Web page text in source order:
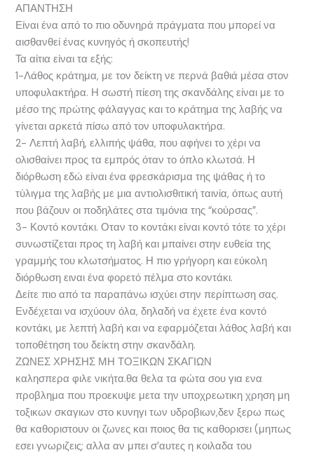
ΑΠΑΝΤΗΣΗ
Είναι ένα από το πιο οδυνηρά πράγματα που μπορεί να
αισθανθεί ένας κυνηγός ή σκοπευτής!
Τα αίτια είναι τα εξής:
1-Λάθος κράτημα, με τον δείκτη νε περνά βαθιά μέσα στον
υποφυλακτήρα. Η σωστή πίεση της σκανδάλης είναι με το
μέσο της πρώτης φάλαγγας και το κράτημα της λαβής να
γίνεται αρκετά πίσω από τον υποφυλακτήρα.
2- Λεπτή λαβή, ελλιπής ψάθα, που αφήνει το χέρι να
ολισθαίνει προς τα εμπρός όταν το όπλο κλωτσά. Η
διόρθωση εδώ είναι ένα φρεσκάρισμα της ψάθας ή το
τύλιγμα της λαβής με μια αντιολισθιτική ταινία, όπως αυτή
που βάζουν οι ποδηλάτες στα τιμόνια της “κούρσας”.
3- Κοντό κοντάκι. Οταν το κοντάκι είναι κοντό τότε το χέρι
συνωστίζεται προς τη λαβή και μπαίνει στην ευθεία της
γραμμής του κλωτσήματος. Η πιο γρήγορη και εύκολη
διόρθωση ειναι ένα φορετό πέλμα στο κοντάκι.
Δείτε πιο από τα παραπάνω ισχύει στην περίπτωση σας.
Ενδέχεται να ισχύουν όλα, δηλαδή να έχετε ένα κοντό
κοντάκι, με λεπτή λαβή και να εφαρμόζεται λάθος λαβή και
τοποθέτηση του δείκτη στην σκανδάλη.
ΖΩΝΕΣ ΧΡΗΣΗΣ ΜΗ ΤΟΞΙΚΩΝ ΣΚΑΓΙΩΝ
καλησπερα φιλε νικήτα.θα θελα τα φώτα σου για ενα
προβλημα που προεκυψε μετα την υποχρεωτικη χρηση μη
τοξικων σκαγιων στο κυνηγι των υδροβιων,δεν ξερω πως
θα καθοριστουν οι ζωνες και ποιος θα τις καθορισει (μηπως
εσει γνωριζεις; αλλα αν μπει σ’αυτες η κοιλαδα του